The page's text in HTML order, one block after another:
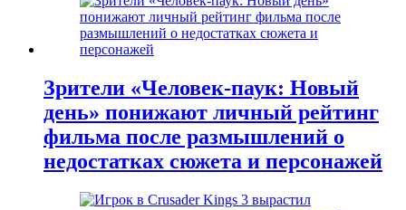
Зрители «Человек-паук: Новый
день» понижают личный рейтинг
фильма после размышлений о
недостатках сюжета и персонажей